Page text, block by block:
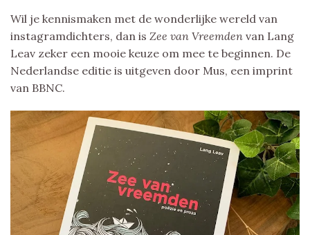
Wil je kennismaken met de wonderlijke wereld van
instagramdichters, dan is Zee van Vreemden van Lang
Leav zeker een mooie keuze om mee te beginnen. De
Nederlandse editie is uitgeven door Mus, een imprint
van BBNC.